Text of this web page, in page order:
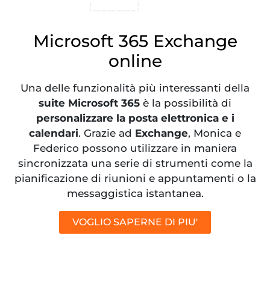
Microsoft 365 Exchange
online
Una delle funzionalità più interessanti della
suite Microsoft 365 è la possibilità di
personalizzare la posta elettronica e i
calendari. Grazie ad Exchange, Monica e
Federico possono utilizzare in maniera
sincronizzata una serie di strumenti come la
pianificazione di riunioni e appuntamenti o la
messaggistica istantanea.
VOGLIO SAPERNE DI PIU'